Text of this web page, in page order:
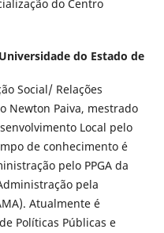
do Centro
Universidade do Estado de
Social/ Relações
Newton Paiva, mestrado
Local pelo
de conhecimento é
pelo PPGA da
pela
Atualmente é
Políticas Públicas e